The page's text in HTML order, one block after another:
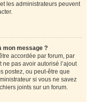
les administrateurs peuvent
mon message ?
accordée par forum, par
ne pas avoir autorisé l’ajout
postez, ou peut-être que
si vous ne savez
joints sur un forum.